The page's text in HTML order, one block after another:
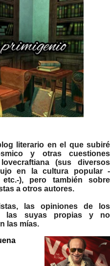
literario en el que subiré
y otras cuestiones
(sus diversos
en la cultura popular -
), pero también sobre
a otros autores.
las opiniones de los
las suyas propias y no
las mías.